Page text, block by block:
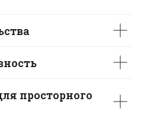
просторного